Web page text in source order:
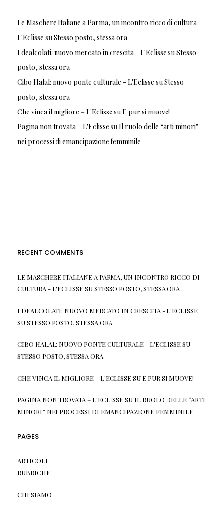
Le Maschere Italiane a Parma, un incontro ricco di cultura -
L'Eclisse suStesso posto, stessa ora
I dealcolati: nuovo mercato in crescita - L'Eclisse suStesso
posto, stessa ora
Cibo Halal: nuovo ponte culturale - L'Eclisse suStesso
posto, stessa ora
Che vinca il migliore – L'Eclisse suE pur si muove!
Pagina non trovata – L'Eclisse suIl ruolo delle “arti minori”
nei processi di emancipazione femminile
RECENT COMMENTS
LE MASCHERE ITALIANE A PARMA, UN INCONTRO RICCO DI
CULTURA - L'ECLISSESUSTESSO POSTO, STESSA ORA
I DEALCOLATI: NUOVO MERCATO IN CRESCITA - L'ECLISSE
SUSTESSO POSTO, STESSA ORA
CIBO HALAL: NUOVO PONTE CULTURALE - L'ECLISSESU
STESSO POSTO, STESSA ORA
CHE VINCA IL MIGLIORE – L'ECLISSESU E PUR SI MUOVE!
PAGINA NON TROVATA – L'ECLISSESU IL RUOLO DELLE “ARTI
MINORI” NEI PROCESSI DI EMANCIPAZIONE FEMMINILE
PAGES
ARTICOLI
RUBRICHE
CHI SIAMO